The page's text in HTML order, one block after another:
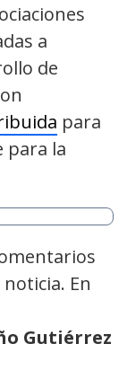
a
de
para
para la
En
Gutiérrez